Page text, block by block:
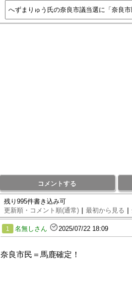
コメントする
残り995件書き込み可
更新順・コメント順(通常) | 最初から見る |
1 名無しさん 2025/07/22 18:09
奈良市民＝馬鹿確定！